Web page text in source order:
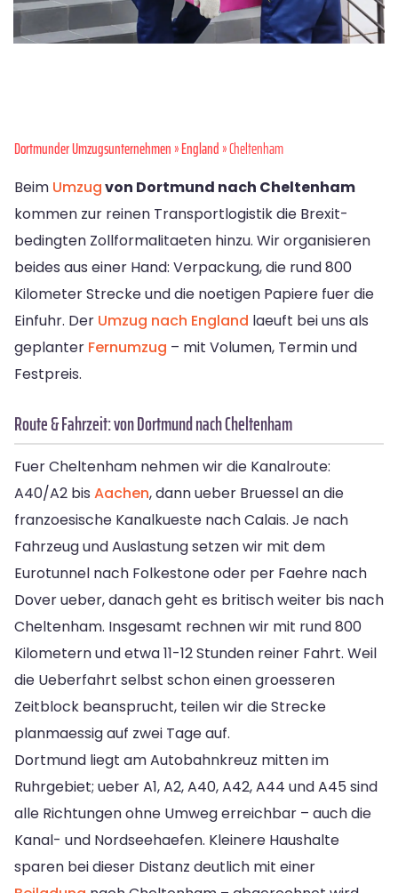
Dortmunder Umzugsunternehmen»England» Cheltenham
Beim Umzugvon Dortmund nach Cheltenham
kommen zur reinen Transportlogistik die Brexit-
bedingten Zollformalitaeten hinzu. Wir organisieren
beides aus einer Hand: Verpackung, die rund 800
Kilometer Strecke und die noetigen Papiere fuer die
Einfuhr. Der Umzug nach England laeuft bei uns als
geplanter Fernumzug – mit Volumen, Termin und
Festpreis.
Route & Fahrzeit: von Dortmund nach Cheltenham
Fuer Cheltenham nehmen wir die Kanalroute:
A40/A2 bis Aachen, dann ueber Bruessel an die
franzoesische Kanalkueste nach Calais. Je nach
Fahrzeug und Auslastung setzen wir mit dem
Eurotunnel nach Folkestone oder per Faehre nach
Dover ueber, danach geht es britisch weiter bis nach
Cheltenham. Insgesamt rechnen wir mit rund 800
Kilometern und etwa 11-12 Stunden reiner Fahrt. Weil
die Ueberfahrt selbst schon einen groesseren
Zeitblock beansprucht, teilen wir die Strecke
planmaessig auf zwei Tage auf.
Dortmund liegt am Autobahnkreuz mitten im
Ruhrgebiet; ueber A1, A2, A40, A42, A44 und A45 sind
alle Richtungen ohne Umweg erreichbar – auch die
Kanal- und Nordseehaefen. Kleinere Haushalte
sparen bei dieser Distanz deutlich mit einer